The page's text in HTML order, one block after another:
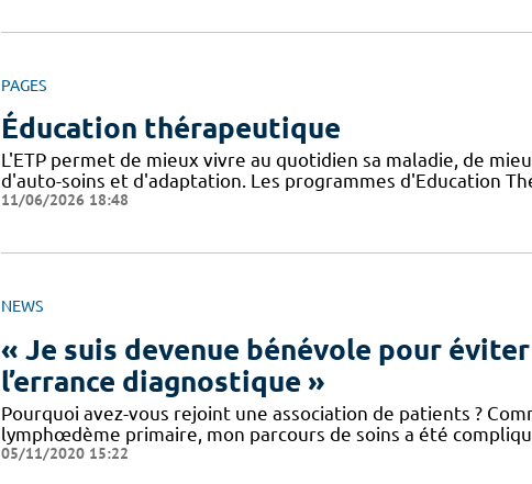
PAGES
Éducation thérapeutique
L'ETP permet de mieux vivre au quotidien sa maladie, de
d'auto-soins et d'adaptation. Les programmes d'Education
11/06/2026 18:48
NEWS
« Je suis devenue bénévole pour éviter
l’errance diagnostique »
Pourquoi avez-vous rejoint une association de patients ?
lymphœdème primaire, mon parcours de soins a été
05/11/2020 15:22